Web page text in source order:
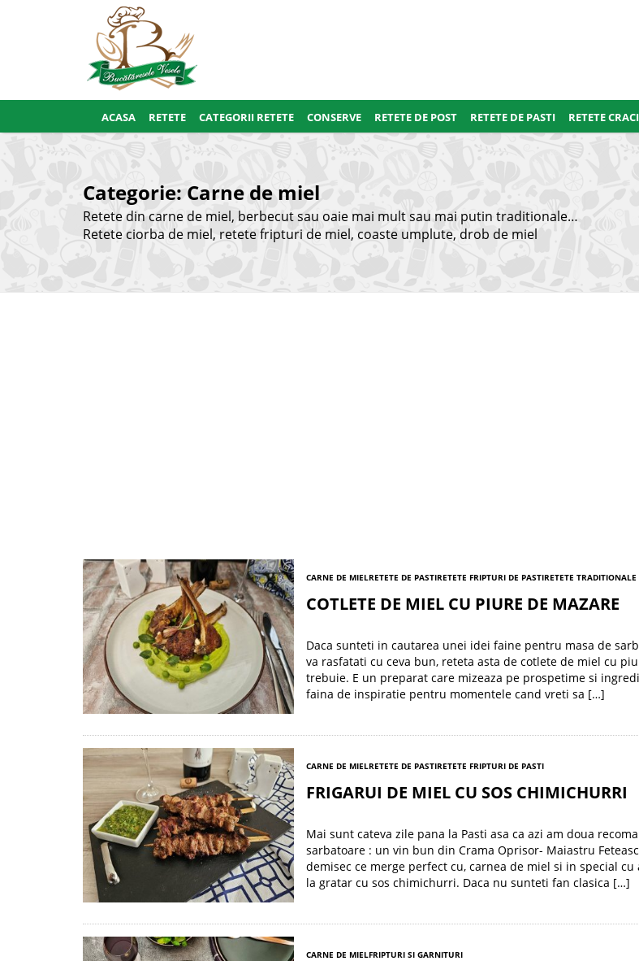
ACASA RETETE CATEGORII RETETE CONSERVE RETETE DE POST RETETE DE PASTI RETETE
Categorie: Carne de miel
Retete din carne de miel, berbecut sau oaie mai mult sau mai putin traditionale…
Retete ciorba de miel, retete fripturi de miel, coaste umplute, drob de miel
CARNE DE MIELRETETE DE PASTIRETETE FRIPTURI DE PASTIRETETE TRADITIONALE
COTLETE DE MIEL CU PIURE DE MAZARE
Daca sunteti in cautarea unei idei faine pentru masa de
va rasfatati cu ceva bun, reteta asta de cotlete de miel cu
trebuie. E un preparat care mizeaza pe prospetime si
faina de inspiratie pentru momentele cand vreti sa […]
CARNE DE MIELRETETE DE PASTIRETETE FRIPTURI DE PASTI
FRIGARUI DE MIEL CU SOS CHIMICHURRI
Mai sunt cateva zile pana la Pasti asa ca azi am doua
sarbatoare : un vin bun din Crama Oprisor- Maiastru
demisec ce merge perfect cu, carnea de miel si in special
la gratar cu sos chimichurri. Daca nu sunteti fan clasica […]
CARNE DE MIELFRIPTURI SI GARNITURI